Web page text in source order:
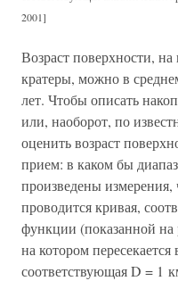
2001]
Возраст поверхности,
кратеры, можно в
лет. Чтобы описать
или, наоборот, по
оценить возраст
прием: в каком бы
произведены измерения,
проводится кривая,
функции (показанной на
на котором
соответствующая D = 1